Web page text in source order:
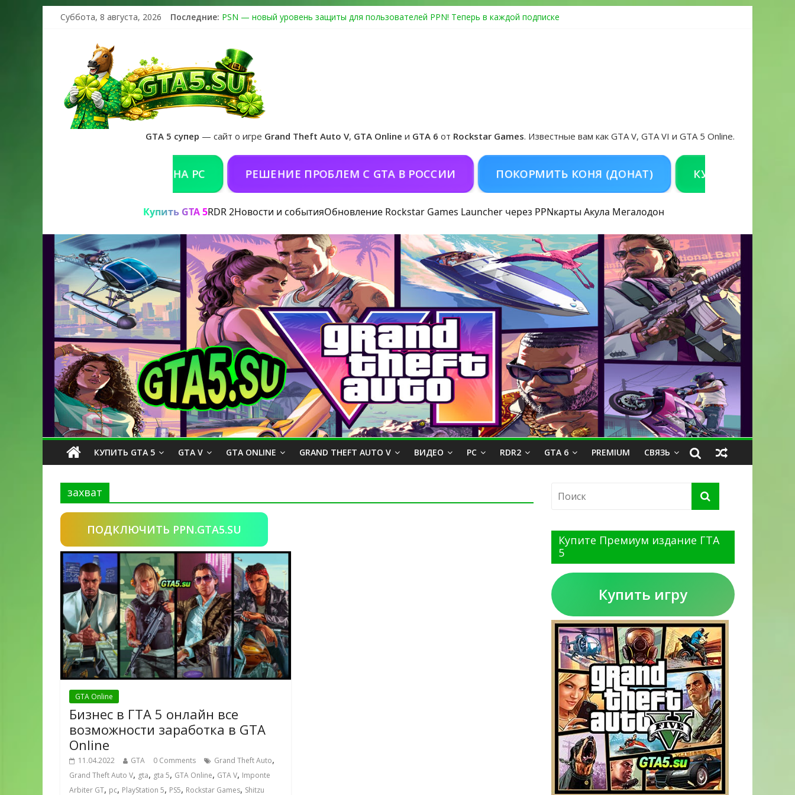
Суббота, 8 августа, 2026 Последние: PSN — новый уровень защиты для пользователей PPN! Теперь в каждой подписке
Получайте особые награды в GTA Online по программе Fine Art Collector
GTA 6 официальная обложка игры и Предзаказ Grand Theft Auto VI
GTA 5 супер — сайт о игре Grand Theft Auto V, GTA Online и GTA 6 от Rockstar Games. Известные вам как GTA V, GTA VI и GTA 5 Online.
РЕШЕНИЕ ПРОБЛЕМ С GTA В РОССИИ ПОКОРМИТЬ КОНЯ (ДОНАТ) КУПИТЬ GTA 5 ONLINE
Купить GTA 5RDR 2Новости и событияОбновление Rockstar Games Launcher через PPNкарты Акула Мегалодон
КУПИТЬ GTA 5 GTA V GTA ONLINE GRAND THEFT AUTO V ВИДЕО PC RDR2 GTA 6 PREMIUM СВЯЗЬ
захват
ПОДКЛЮЧИТЬ PPN.GTA5.SU
GTA Online
Бизнес в ГТА 5 онлайн все
возможности заработка в GTA
Online
11.04.2022 GTA 0 Comments Grand Theft Auto,
Grand Theft Auto V, gta, gta 5, GTA Online, GTA V, Imponte
Arbiter GT, pc, PlayStation 5, PS5, Rockstar Games, Shitzu
Купите Премиум издание ГТА
5
Купить игру